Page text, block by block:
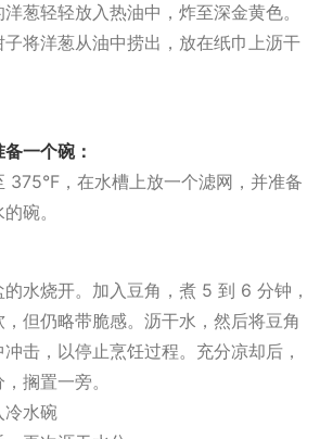
葱轻轻放入热油中，炸至深金黄色。
子将洋葱从油中捞出，放在纸巾上沥干
一个碗：
375°F，在水槽上放一个滤网，并准备
碗。
水烧开。加入豆角，煮 5 到 6 分钟，
但仍略带脆感。沥干水，然后将豆角
击，以停止烹饪过程。充分凉却后，
搁置一旁。